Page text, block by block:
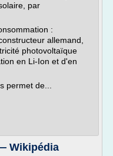
par
:
allemand,
photovoltaïque
en Li-Ion et d'en
permet de...
Wikipédia